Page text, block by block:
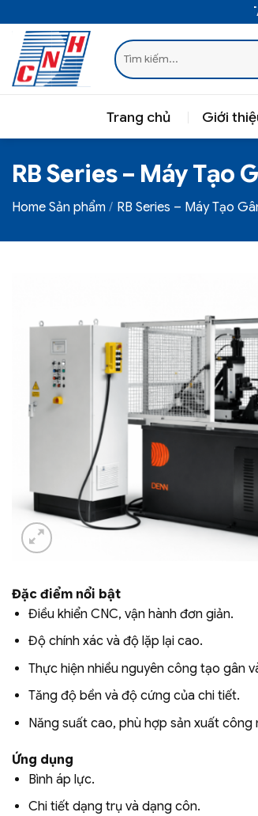
qua
dung
NÂNG
Tìm
kiếm:
Trang chủ Giới
RB Series – Máy Tạo
Home Sản phẩm RB Series – Máy Tạo
Đặc điểm nổi bật
Điều khiển CNC, vận hành đơn giản.
Độ chính xác và độ lặp lại cao.
Thực hiện nhiều nguyên công tạo gân
Tăng độ bền và độ cứng của chi tiết.
Năng suất cao, phù hợp sản xuất công
Ứng dụng
Bình áp lực.
Chi tiết dạng trụ và dạng côn.